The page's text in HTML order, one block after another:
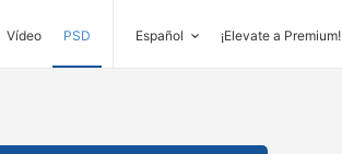
Vídeo PSD Español ¡Elevate a Premium!